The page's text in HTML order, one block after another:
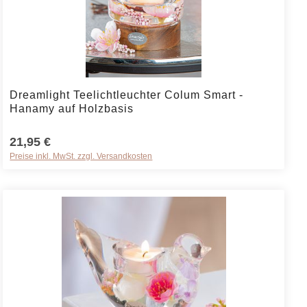
Anzahl zu erhöhen oder zu
ein oder benutze die Schaltflächen
Produkt Anzahl: Gib den gewünschten
Dreamlight Teelichtleuchter Colum Smart -
Hanamy auf Holzbasis
21,95 €
Preise inkl. MwSt. zzgl. Versandkosten